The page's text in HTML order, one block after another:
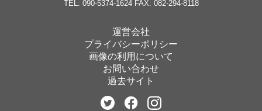
TEL: 090-5374-1624 FAX: 082-294-8118
運営会社
プライバシーポリシー
画像の利用について
お問い合わせ
過去サイト